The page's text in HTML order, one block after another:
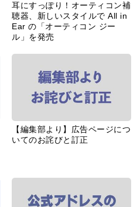
耳にすっぽり！オーティコン補
聴器、新しいスタイルで All in
Ear の「オーティコン ジー
ル」を発売
【編集部より】広告ページにつ
いてのお詫びと訂正